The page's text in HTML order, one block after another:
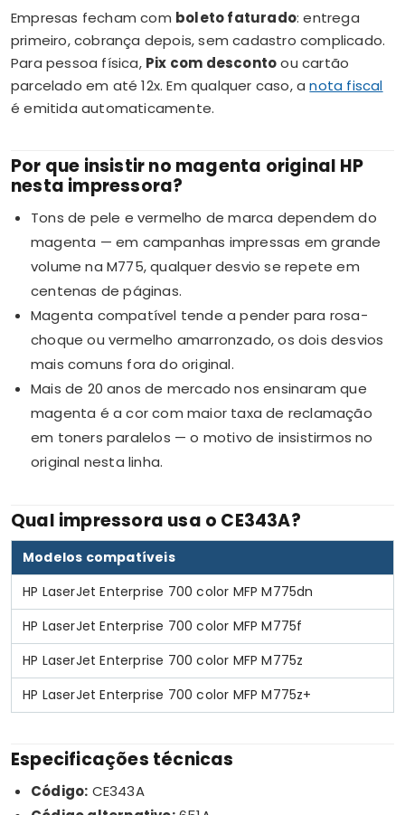
Empresas fecham com boleto faturado: entrega
primeiro, cobrança depois, sem cadastro complicado.
Para pessoa física, Pix com descontoou cartão
parcelado em até 12x. Em qualquer caso, anota fiscal
é emitida automaticamente.
Por que insistir no magenta original HP
nesta impressora?
Tons de pele e vermelho de marca dependem do
magenta — em campanhas impressas em grande
volume na M775, qualquer desvio se repete em
centenas de páginas.
Magenta compatível tende a pender para rosa-
choque ou vermelho amarronzado, os dois desvios
mais comuns fora do original.
Mais de 20 anos de mercado nos ensinaram que
magenta é a cor com maior taxa de reclamação
em toners paralelos — o motivo de insistirmos no
original nesta linha.
Qual impressora usa o CE343A?
Modelos compatíveis
HP LaserJet Enterprise 700 color MFP M775dn
HP LaserJet Enterprise 700 color MFP M775f
HP LaserJet Enterprise 700 color MFP M775z
HP LaserJet Enterprise 700 color MFP M775z+
Especificações técnicas
Código: CE343A